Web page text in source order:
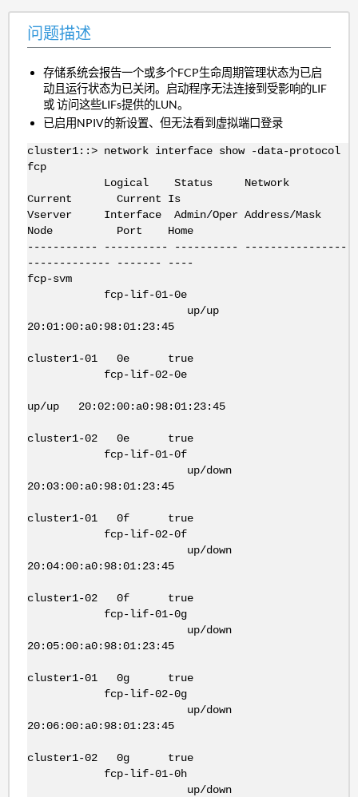
问题描述
存储系统会报告一个或多个FCP生命周期管理状态为已启
动且运行状态为已关闭。启动程序无法连接到受影响的LIF
或 访问这些LIFs提供的LUN。
已启用NPIV的新设置、但无法看到虚拟端口登录
cluster1::> network interface show -data-protocol
fcp
Logical Status
Current Current Is
Vserver Interface Admin/Oper Address/
Node Port Home
----------- ---------- ----------
------------- ------- ----
fcp-svm
fcp-lif-01-0e
up/up
20:01:00:a0:98:01:23:45
cluster1-01 0e true
fcp-lif-02-0e
up/up 20:02:00:a0:98:01:23:45
cluster1-02 0e true
fcp-lif-01-0f
up/down
20:03:00:a0:98:01:23:45
cluster1-01 0f true
fcp-lif-02-0f
up/down
20:04:00:a0:98:01:23:45
cluster1-02 0f true
fcp-lif-01-0g
up/down
20:05:00:a0:98:01:23:45
cluster1-01 0g true
fcp-lif-02-0g
up/down
20:06:00:a0:98:01:23:45
cluster1-02 0g true
fcp-lif-01-0h
up/down